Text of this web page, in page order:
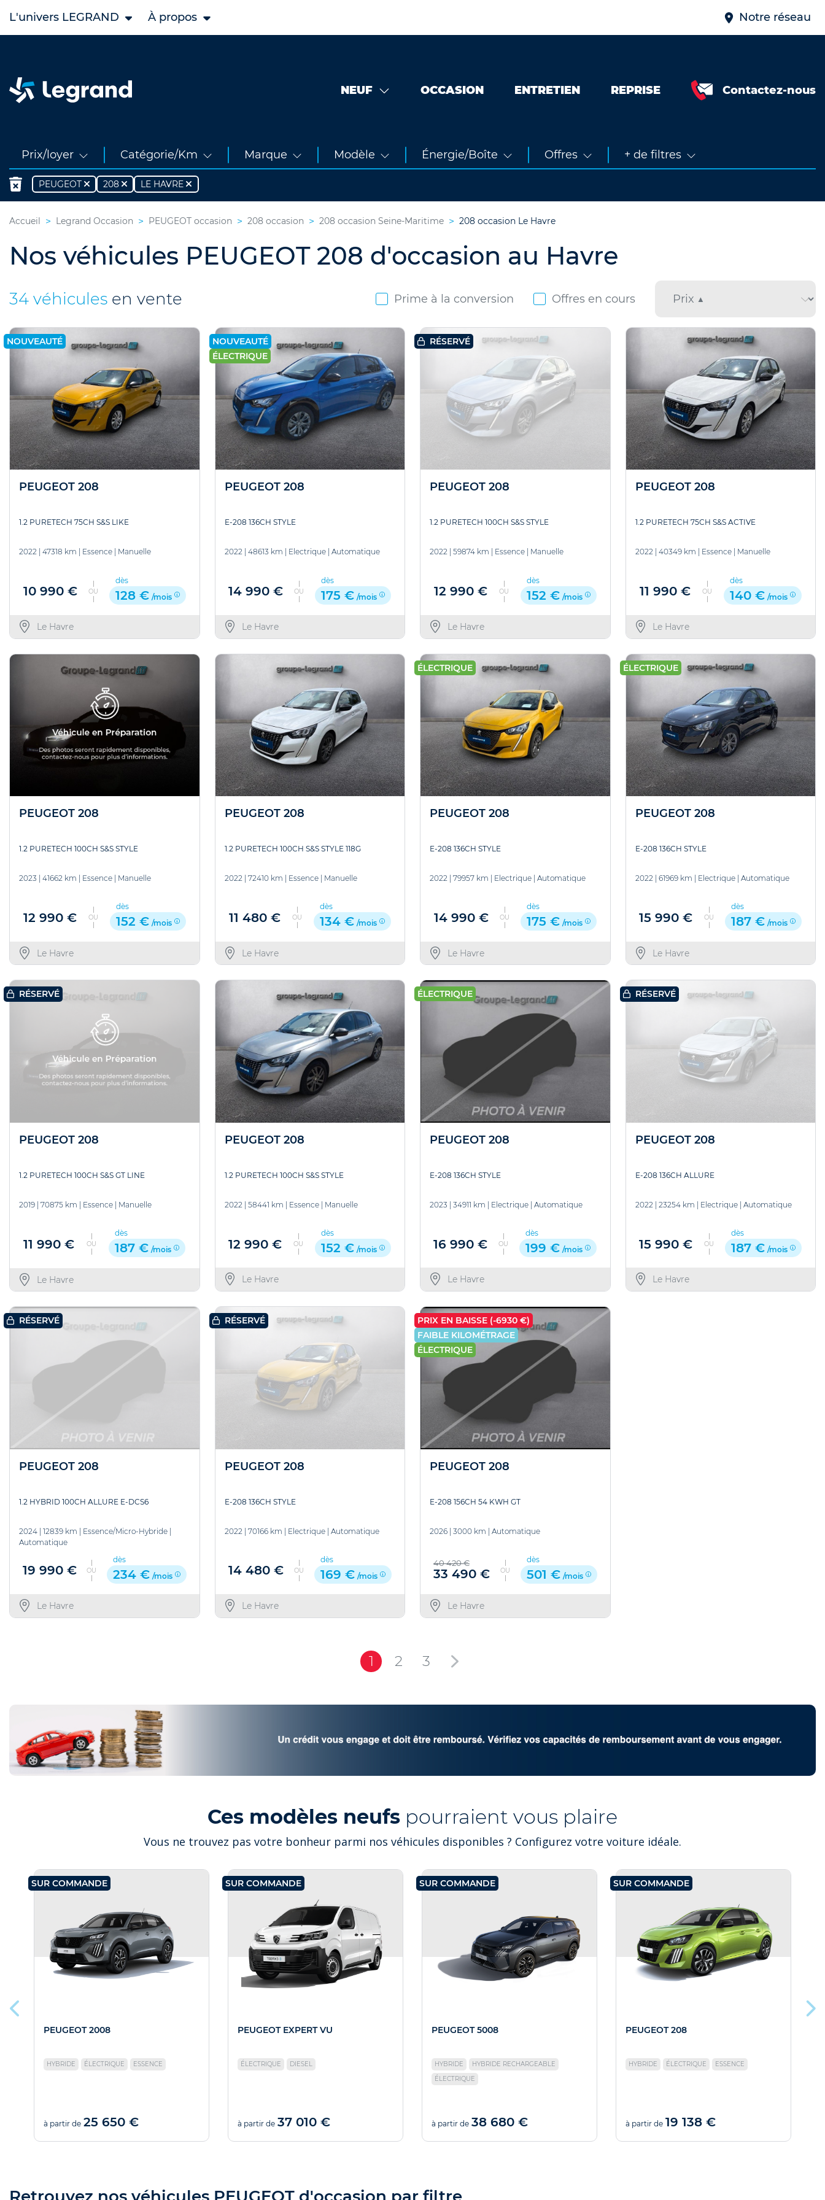
L'univers LEGRAND À propos Notre réseau
NEUF OCCASION ENTRETIEN REPRISE
Contactez-nous
Prix/loyer Catégorie/Km Marque Modèle Énergie/Boîte Offres + de filtres
PEUGEOT 208 LE HAVRE
Accueil Legrand Occasion PEUGEOT occasion 208 occasion 208 occasion Seine-Maritime 208 occasion Le Havre
Nos véhicules PEUGEOT 208 d'occasion au Havre
34 véhicules en vente Prime à la conversion Offres en cours
NOUVEAUTÉ
PEUGEOT 208
1.2 PURETECH 75CH S&S LIKE
2022 47318 km Essence Manuelle
10 990 € OU
dès
128 € /mois
Le Havre
NOUVEAUTÉ
ÉLECTRIQUE
PEUGEOT 208
E-208 136CH STYLE
2022| 48613 km Electrique| Automatique
14 990 € OU
dès
175 € /mois
Le Havre
RÉSERVÉ
PEUGEOT 208
1.2 PURETECH 100CH S&S STYLE
2022 59874 km Essence Manuelle
12 990 € OU
dès
152 € /mois
Le Havre
PEUGEOT 208
1.2 PURETECH 75CH S&S ACTIVE
2022| 40349 km Essence| Manuelle
11 990 € OU
dès
140 € /mois
Le Havre
PEUGEOT 208
1.2 PURETECH 100CH S&S STYLE
2023 41662 km Essence Manuelle
12 990 € OU
dès
152 € /mois
Le Havre
PEUGEOT 208
1.2 PURETECH 100CH S&S STYLE 118G
2022| 72410 km Essence| Manuelle
11 480 € OU
dès
134 € /mois
Le Havre
ÉLECTRIQUE
PEUGEOT 208
E-208 136CH STYLE
2022 79957 km Electrique Automatique
14 990 € OU
dès
175 € /mois
Le Havre
ÉLECTRIQUE
PEUGEOT 208
E-208 136CH STYLE
2022| 61969 km Electrique| Automatique
15 990 € OU
dès
187 € /mois
Le Havre
RÉSERVÉ
PEUGEOT 208
1.2 PURETECH 100CH S&S GT LINE
2019 70875 km Essence Manuelle
11 990 € OU
dès
187 € /mois
Le Havre
PEUGEOT 208
1.2 PURETECH 100CH S&S STYLE
2022 58441 km Essence| Manuelle
12 990 € OU
dès
152 € /mois
Le Havre
ÉLECTRIQUE
PEUGEOT 208
E-208 136CH STYLE
2023 34911 km Electrique Automatique
16 990 € OU
dès
199 € /mois
Le Havre
RÉSERVÉ
PEUGEOT 208
E-208 136CH ALLURE
2022 23254 km Electrique| Automatique
15 990 € OU
dès
187 € /mois
Le Havre
RÉSERVÉ
PEUGEOT 208
1.2 HYBRID 100CH ALLURE E-DCS6
2024 | 12839 km | Essence/Micro-Hybride |
Automatique
19 990 € OU
dès
234 € /mois
Le Havre
RÉSERVÉ
PEUGEOT 208
E-208 136CH STYLE
2022 | 70166 km | Electrique| Automatique
14 480 € OU
dès
169 € /mois
Le Havre
PRIX EN BAISSE (-6930 €)
FAIBLE KILOMÉTRAGE
ÉLECTRIQUE
PEUGEOT 208
E-208 156CH 54 KWH GT
2026 | 3000 km | Automatique
40 420 €
33 490 € OU
dès
501 € /mois
Le Havre
1 2 3
Ces modèles neufs pourraient vous plaire
Vous ne trouvez pas votre bonheur parmi nos véhicules disponibles ? Configurez votre voiture idéale.
SUR COMMANDE
PEUGEOT 2008
HYBRIDE ÉLECTRIQUE ESSENCE
à partir de 25 650 €
SUR COMMANDE
PEUGEOT EXPERT VU
ÉLECTRIQUE DIESEL
à partir de 37 010 €
SUR COMMANDE
PEUGEOT 5008
HYBRIDE
HYBRIDE RECHARGEABLE
ÉLECTRIQUE
à partir de 38 680 €
SUR COMMANDE
PEUGEOT 208
HYBRIDE ÉLECTRIQUE ESSENCE
à partir de 19 138 €